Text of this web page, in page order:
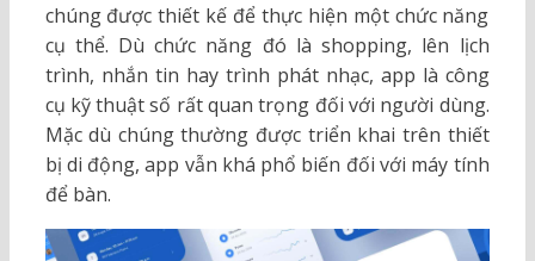
chúng được thiết kế để thực hiện một chức năng
cụ thể. Dù chức năng đó là shopping, lên lịch
trình, nhắn tin hay trình phát nhạc, app là công
cụ kỹ thuật số rất quan trọng đối với người dùng.
Mặc dù chúng thường được triển khai trên thiết
bị di động, app vẫn khá phổ biến đối với máy tính
để bàn.